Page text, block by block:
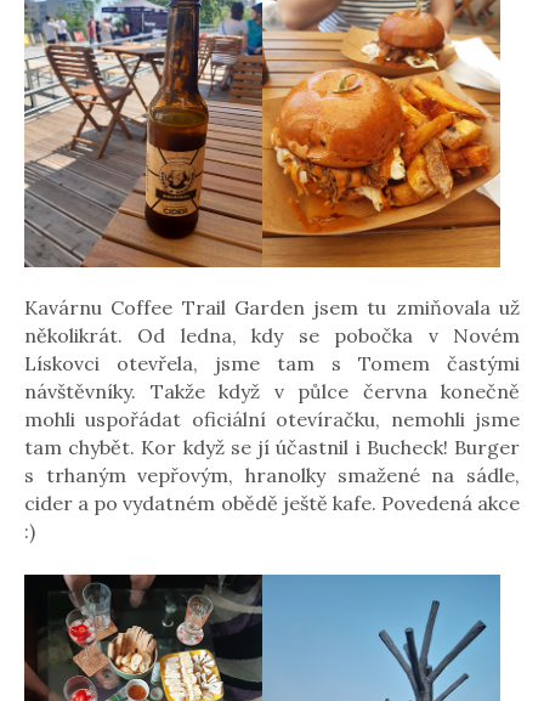
Kavárnu Coffee Trail Garden jsem tu zmiňovala už
několikrát. Od ledna, kdy se pobočka v Novém
Lískovci otevřela, jsme tam s Tomem častými
návštěvníky. Takže když v půlce června konečně
mohli uspořádat oficiální otevíračku, nemohli jsme
tam chybět. Kor když se jí účastnil i Bucheck! Burger
s trhaným vepřovým, hranolky smažené na sádle,
cider a po vydatném obědě ještě kafe. Povedená akce
:)